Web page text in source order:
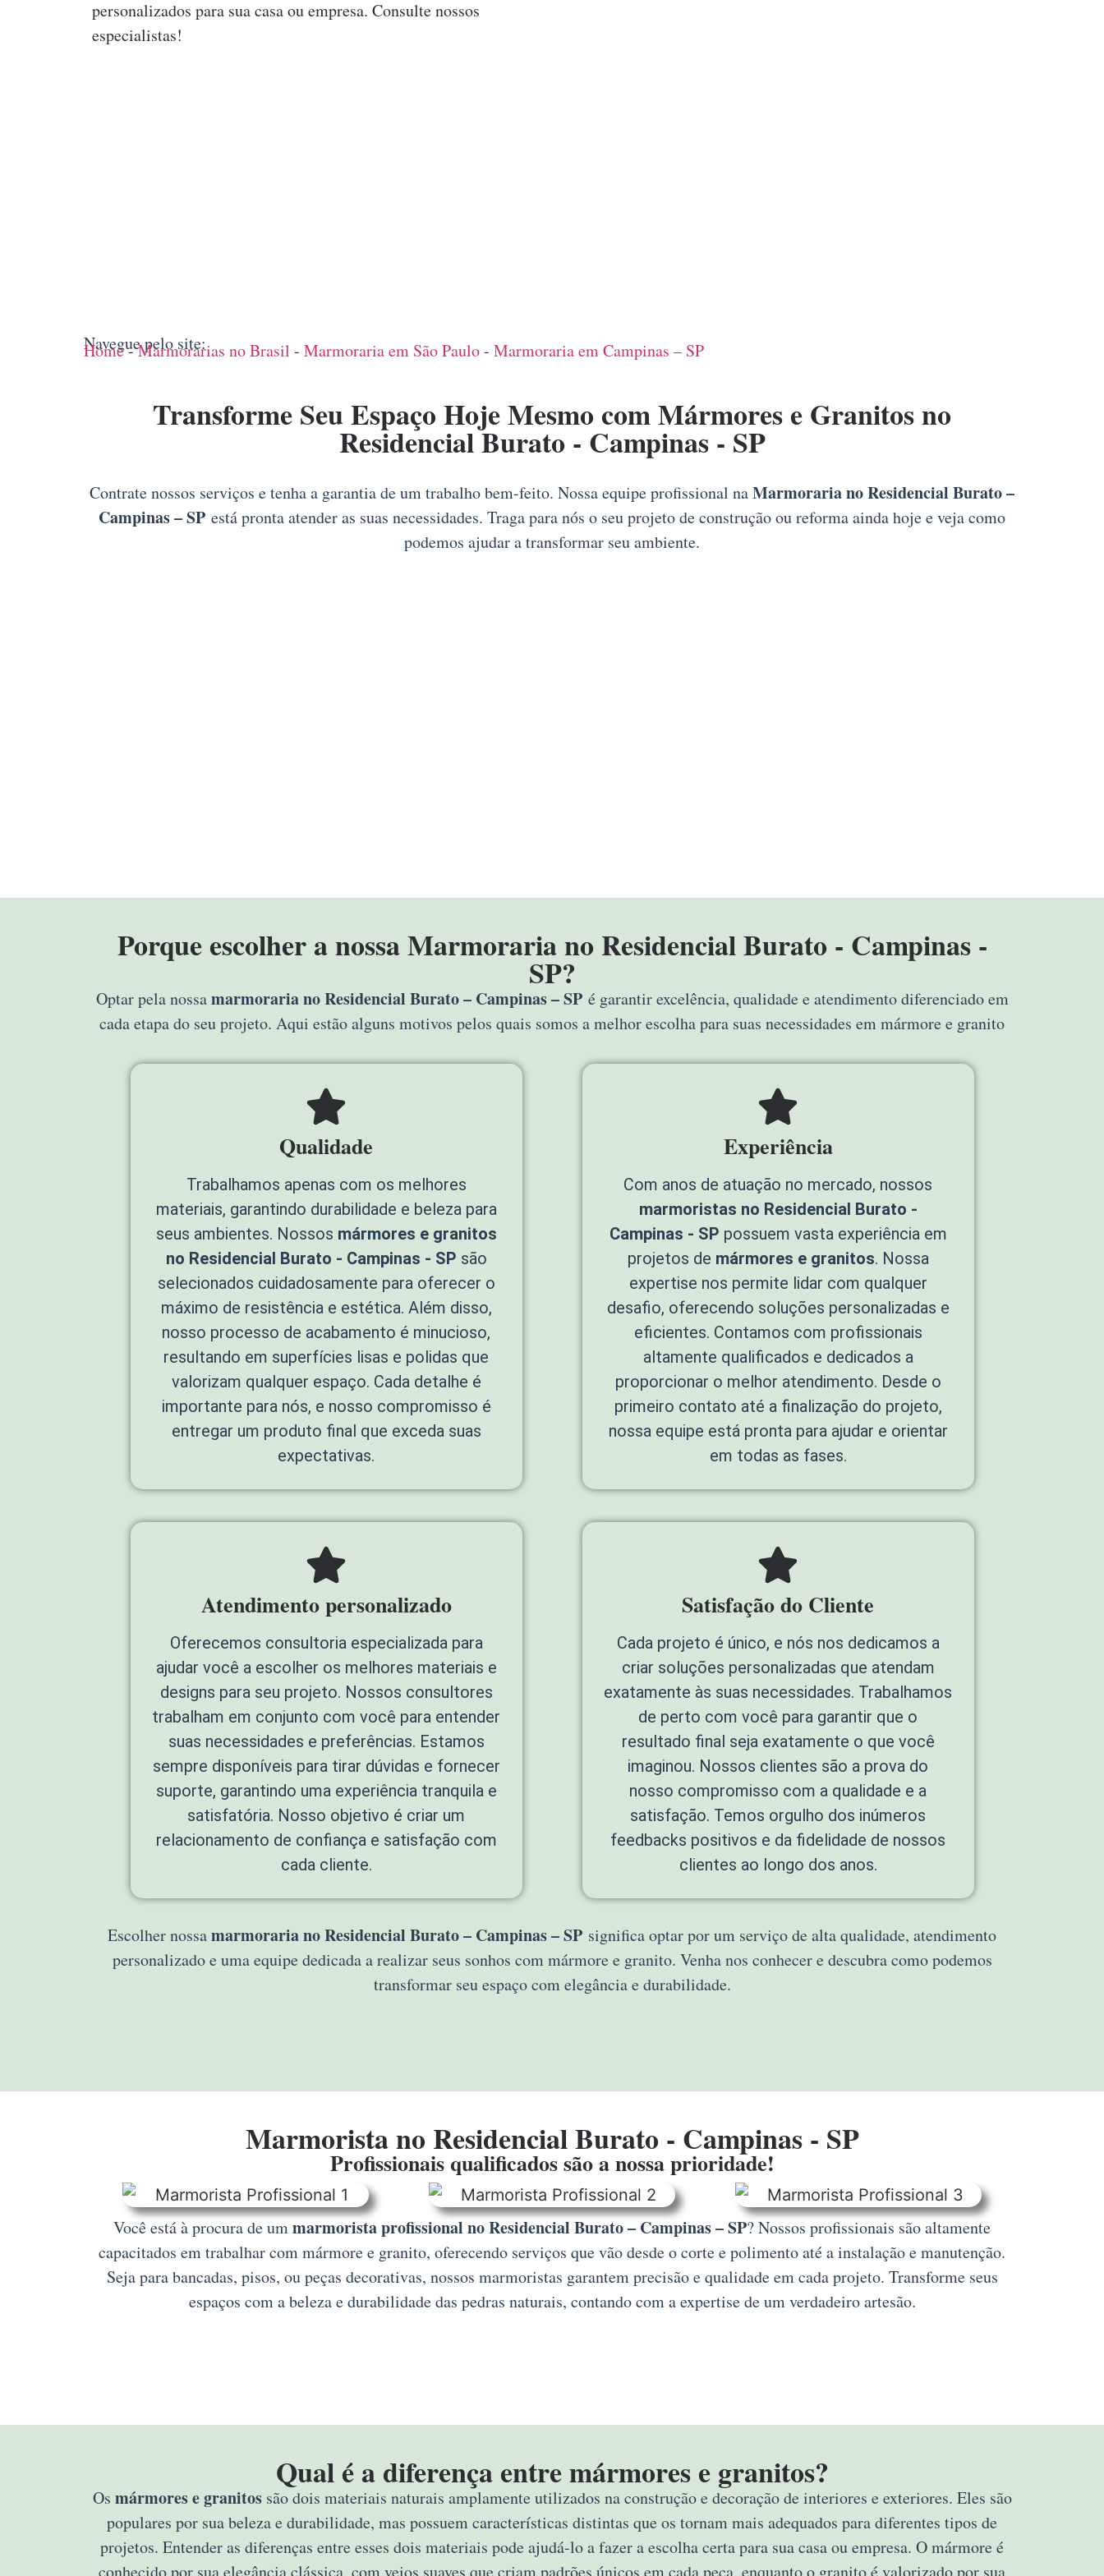
personalizados para sua casa ou empresa. Consulte nossos
especialistas!
Navegue pelo site:
Home-Marmorarias no Brasil - Marmoraria em São Paulo- Marmoraria em Campinas – SP
Transforme Seu Espaço Hoje Mesmo com Mármores e Granitos no
Residencial Burato - Campinas - SP
Contrate nossos serviços e tenha a garantia de um trabalho bem-feito. Nossa equipe profissional naMarmoraria no Residencial Burato –
Campinas – SP está pronta atender as suas necessidades. Traga para nós o seu projeto de construção ou reforma ainda hoje e veja como
podemos ajudar a transformar seu ambiente.
Porque escolher a nossa Marmoraria no Residencial Burato - Campinas -
SP?
Optar pela nossamarmoraria no Residencial Burato – Campinas – SPé garantir excelência, qualidade e atendimento diferenciado em
cada etapa do seu projeto. Aqui estão alguns motivos pelos quais somos a melhor escolha para suas necessidades em mármore e granito
Qualidade
Trabalhamos apenas com os melhores
materiais, garantindo durabilidade e beleza para
seus ambientes. Nossos mármores e granitos
no Residencial Burato - Campinas - SP são
selecionados cuidadosamente para oferecer o
máximo de resistência e estética. Além disso,
nosso processo de acabamento é minucioso,
resultando em superfícies lisas e polidas que
valorizam qualquer espaço. Cada detalhe é
importante para nós, e nosso compromisso é
entregar um produto final que exceda suas
expectativas.
Experiência
Com anos de atuação no mercado, nossos
marmoristas no Residencial Burato -
Campinas - SP possuem vasta experiência em
projetos de mármores e granitos. Nossa
expertise nos permite lidar com qualquer
desafio, oferecendo soluções personalizadas e
eficientes. Contamos com profissionais
altamente qualificados e dedicados a
proporcionar o melhor atendimento. Desde o
primeiro contato até a finalização do projeto,
nossa equipe está pronta para ajudar e orientar
em todas as fases.
Atendimento personalizado
Oferecemos consultoria especializada para
ajudar você a escolher os melhores materiais e
designs para seu projeto. Nossos consultores
trabalham em conjunto com você para entender
suas necessidades e preferências. Estamos
sempre disponíveis para tirar dúvidas e fornecer
suporte, garantindo uma experiência tranquila e
satisfatória. Nosso objetivo é criar um
relacionamento de confiança e satisfação com
cada cliente.
Satisfação do Cliente
Cada projeto é único, e nós nos dedicamos a
criar soluções personalizadas que atendam
exatamente às suas necessidades. Trabalhamos
de perto com você para garantir que o
resultado final seja exatamente o que você
imaginou. Nossos clientes são a prova do
nosso compromisso com a qualidade e a
satisfação. Temos orgulho dos inúmeros
feedbacks positivos e da fidelidade de nossos
clientes ao longo dos anos.
Escolher nossamarmoraria no Residencial Burato – Campinas – SP significa optar por um serviço de alta qualidade, atendimento
personalizado e uma equipe dedicada a realizar seus sonhos com mármore e granito. Venha nos conhecer e descubra como podemos
transformar seu espaço com elegância e durabilidade.
Marmorista no Residencial Burato - Campinas - SP
Profissionais qualificados são a nossa prioridade!
Você está à procura de ummarmorista profissional no Residencial Burato – Campinas – SP? Nossos profissionais são altamente
capacitados em trabalhar com mármore e granito, oferecendo serviços que vão desde o corte e polimento até a instalação e manutenção.
Seja para bancadas, pisos, ou peças decorativas, nossos marmoristas garantem precisão e qualidade em cada projeto. Transforme seus
espaços com a beleza e durabilidade das pedras naturais, contando com a expertise de um verdadeiro artesão.
Qual é a diferença entre mármores e granitos?
Os mármores e granitossão dois materiais naturais amplamente utilizados na construção e decoração de interiores e exteriores. Eles são
populares por sua beleza e durabilidade, mas possuem características distintas que os tornam mais adequados para diferentes tipos de
projetos. Entender as diferenças entre esses dois materiais pode ajudá-lo a fazer a escolha certa para sua casa ou empresa. O mármore é
conhecido por sua elegância clássica, com veios suaves que criam padrões únicos em cada peça, enquanto o granito é valorizado por sua